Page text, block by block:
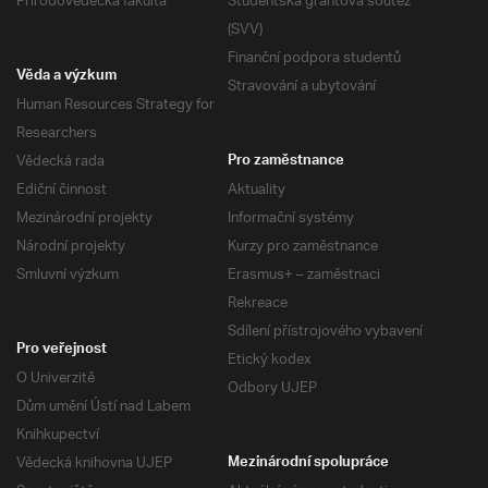
(SVV)
Finanční podpora studentů
Stravování a ubytování
Věda a výzkum
Human Resources Strategy for
Researchers
Vědecká rada
Ediční činnost
Mezinárodní projekty
Národní projekty
Smluvní výzkum
Pro zaměstnance
Aktuality
Informační systémy
Kurzy pro zaměstnance
Erasmus+ – zaměstnaci
Rekreace
Sdílení přístrojového vybavení
Etický kodex
Odbory UJEP
Pro veřejnost
O Univerzitě
Dům umění Ústí nad Labem
Knihkupectví
Vědecká knihovna UJEP
Mezinárodní spolupráce